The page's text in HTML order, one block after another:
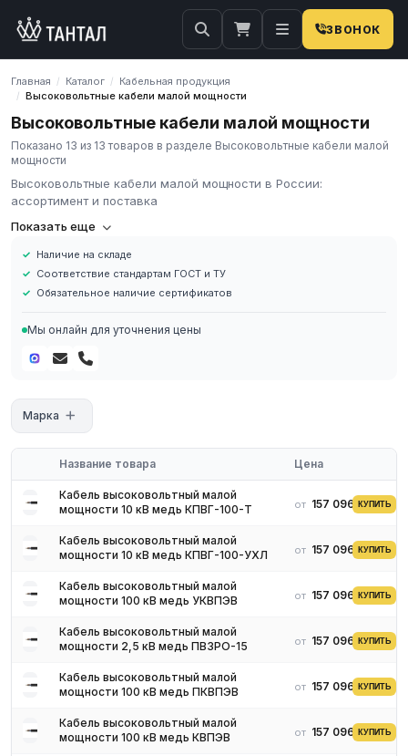
ЗВОНОК
Главная / Каталог / Кабельная продукция
/ Высоковольтные кабели малой мощности
Высоковольтные кабели малой мощности
Показано 13 из 13 товаров в разделе Высоковольтные кабели малой
мощности
Высоковольтные кабели малой мощности в России:
ассортимент и поставка
Компания «Тантал» предлагает Высоковольтные кабели малой
поставки металлопроката и промышленных материалов по
всей России.
В нашем каталоге представлен широкий ассортимент
размеров и типов. Все изделия соответствуют требованиям
ГОСТ и ТУ, имеют сертификаты качества.
Соответствие стандартам ГОСТ и ТУ
Обязательное наличие сертификатов
Для получения актуальных цен и наличия на складе свяжитесь
с нашими менеджерами. Мы предложим оптимальные условия
поставки и доставки.
Показать еще
Наличие на складе
Соответствие стандартам ГОСТ и ТУ
Обязательное наличие сертификатов
Мы онлайн для уточнения цены
Марка
Название товара Цена
Кабель высоковольтный малой
мощности 10 кВ медь КПВГ-100-Т
от 157 096 ₽КУПИТЬ
Кабель высоковольтный малой
мощности 10 кВ медь КПВГ-100-УХЛ
от 157 096 ₽КУПИТЬ
Кабель высоковольтный малой
мощности 100 кВ медь УКВПЭВ
от 157 096 ₽КУПИТЬ
Кабель высоковольтный малой
мощности 2,5 кВ медь ПВЗРО-15
от 157 096 ₽КУПИТЬ
Кабель высоковольтный малой
мощности 100 кВ медь ПКВПЭВ
от 157 096 ₽КУПИТЬ
Кабель высоковольтный малой
мощности 100 кВ медь КВПЭВ
от 157 096 ₽КУПИТЬ